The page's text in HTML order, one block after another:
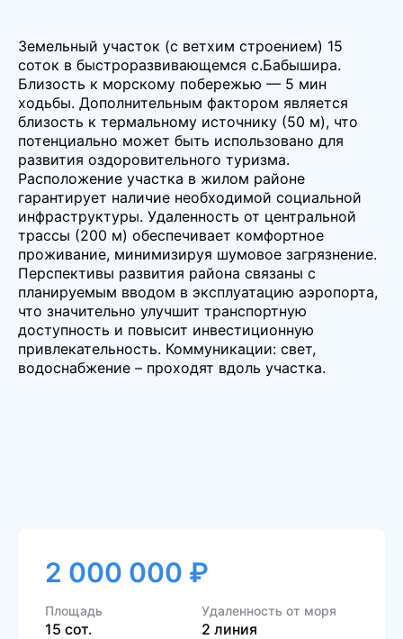
Земельный участок (с ветхим строением) 15
соток в быстроразвивающемся с.Бабышира.
Близость к морскому побережью — 5 мин
ходьбы. Дополнительным фактором является
близость к термальному источнику (50 м), что
потенциально может быть использовано для
развития оздоровительного туризма.
Расположение участка в жилом районе
гарантирует наличие необходимой социальной
инфраструктуры. Удаленность от центральной
трассы (200 м) обеспечивает комфортное
проживание, минимизируя шумовое загрязнение.
Перспективы развития района связаны с
планируемым вводом в эксплуатацию аэропорта,
что значительно улучшит транспортную
доступность и повысит инвестиционную
привлекательность. Коммуникации: свет,
водоснабжение – проходят вдоль участка.
2 000 000 ₽
Площадь
15 сот.
Удаленность от моря
2 линия